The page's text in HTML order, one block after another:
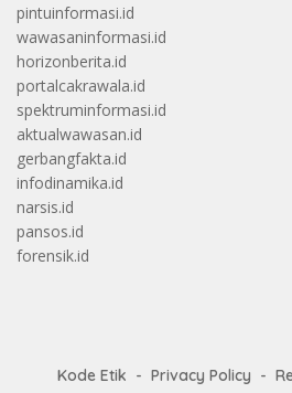
pintuinformasi.id
wawasaninformasi.id
horizonberita.id
portalcakrawala.id
spektruminformasi.id
aktualwawasan.id
gerbangfakta.id
infodinamika.id
narsis.id
pansos.id
forensik.id
Kode Etik Privacy Policy